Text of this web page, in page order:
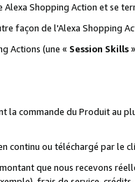
Shopping Action et se
façon de l'Alexa Shopping
Actions (une « Session Skills
commande du Produit au
continu ou téléchargé par le
que nous recevons